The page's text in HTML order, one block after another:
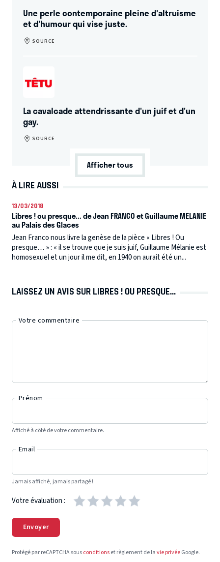
Une perle contemporaine pleine d'altruisme
et d'humour qui vise juste.
SOURCE
La cavalcade attendrissante d'un juif et d'un
gay.
SOURCE
Afficher tous
À LIRE AUSSI
13/03/2018
Libres ! ou presque... de Jean FRANCO et Guillaume MELANIE
au Palais des Glaces
Jean Franco nous livre la genèse de la pièce « Libres ! Ou
presque… » : « il se trouve que je suis juif, Guillaume Mélanie est
homosexuel et un jour il me dit, en 1940 on aurait été un...
LAISSEZ UN AVIS SUR LIBRES ! OU PRESQUE...
Votre commentaire
Prénom
Affiché à côté de votre commentaire.
Email
Jamais affiché, jamais partagé !
Votre évaluation :
Envoyer
Protégé par reCAPTCHA sousconditionset règlement de lavie privéeGoogle.